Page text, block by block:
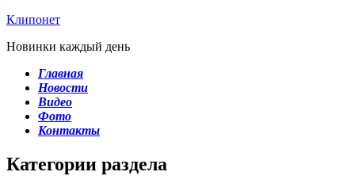
Клипонет
Новинки каждый день
Главная
Новости
Видео
Фото
Контакты
Категории раздела